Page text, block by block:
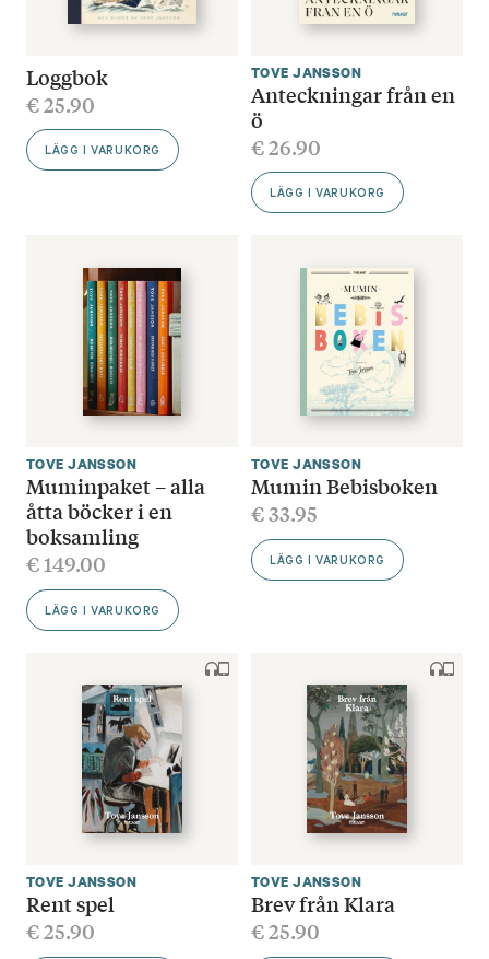
Loggbok
€25.90
LÄGG I VARUKORG
TOVE JANSSON
Anteckningar från en
ö
€26.90
LÄGG I VARUKORG
TOVE JANSSON
Muminpaket – alla
åtta böcker i en
boksamling
€149.00
LÄGG I VARUKORG
TOVE JANSSON
Mumin Bebisboken
€33.95
LÄGG I VARUKORG
TOVE JANSSON
Rent spel
€25.90
TOVE JANSSON
Brev från Klara
€25.90